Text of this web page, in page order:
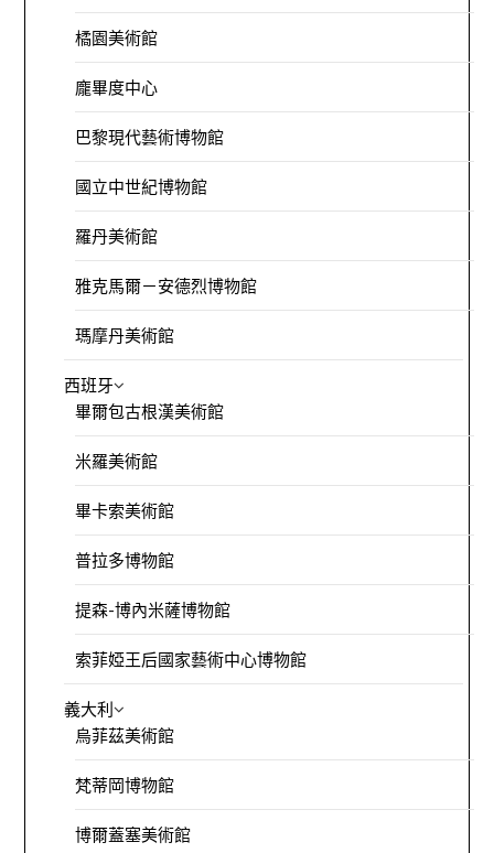
橘園美術館
龐畢度中心
巴黎現代藝術博物館
國立中世紀博物館
羅丹美術館
雅克馬爾－安德烈博物館
瑪摩丹美術館
西班牙
畢爾包古根漢美術館
米羅美術館
畢卡索美術館
普拉多博物館
提森-博內米薩博物館
索菲婭王后國家藝術中心博物館
義大利
烏菲茲美術館
梵蒂岡博物館
博爾蓋塞美術館